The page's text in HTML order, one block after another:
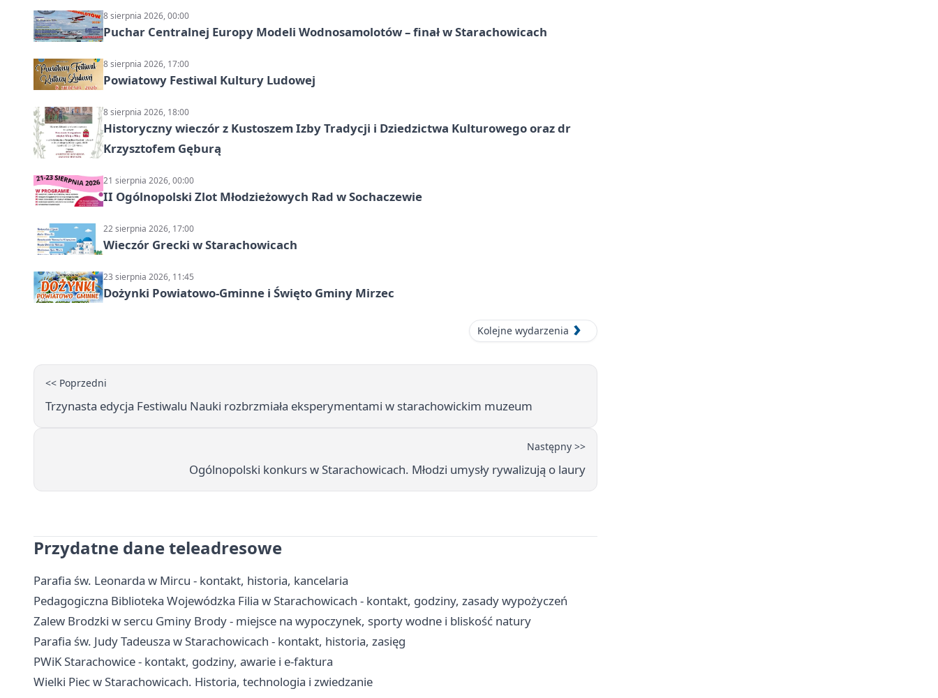
8 sierpnia 2026, 00:00
Puchar Centralnej Europy Modeli Wodnosamolotów – finał w Starachowicach
8 sierpnia 2026, 17:00
Powiatowy Festiwal Kultury Ludowej
8 sierpnia 2026, 18:00
Historyczny wieczór z Kustoszem Izby Tradycji i Dziedzictwa Kulturowego oraz dr
Krzysztofem Gęburą
21 sierpnia 2026, 00:00
II Ogólnopolski Zlot Młodzieżowych Rad w Sochaczewie
22 sierpnia 2026, 17:00
Wieczór Grecki w Starachowicach
23 sierpnia 2026, 11:45
Dożynki Powiatowo-Gminne i Święto Gminy Mirzec
Kolejne wydarzenia
<< Poprzedni
Trzynasta edycja Festiwalu Nauki rozbrzmiała eksperymentami w starachowickim muzeum
Następny >>
Ogólnopolski konkurs w Starachowicach. Młodzi umysły rywalizują o laury
Przydatne dane teleadresowe
Parafia św. Leonarda w Mircu - kontakt, historia, kancelaria
Pedagogiczna Biblioteka Wojewódzka Filia w Starachowicach - kontakt, godziny, zasady wypożyczeń
Zalew Brodzki w sercu Gminy Brody - miejsce na wypoczynek, sporty wodne i bliskość natury
Parafia św. Judy Tadeusza w Starachowicach - kontakt, historia, zasięg
PWiK Starachowice - kontakt, godziny, awarie i e-faktura
Wielki Piec w Starachowicach. Historia, technologia i zwiedzanie